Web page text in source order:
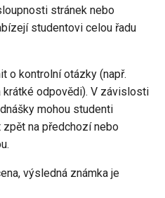
stránek nebo
studentovi celou řadu
o kontrolní otázky (např.
krátké odpovědi). V závislosti
mohou studenti
na předchozí nebo
výsledná známka je